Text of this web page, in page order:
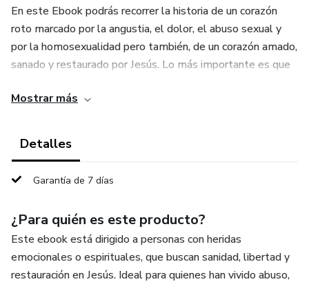
En este Ebook podrás recorrer la historia de un corazón
roto marcado por la angustia, el dolor, el abuso sexual y
por la homosexualidad pero también, de un corazón amado,
sanado y restaurado por Jesús. Lo más importante es que
acompañará en tu propio proceso de sanidad y encuentro
Nada está demasiado roto que no pueda ser hecho nuevo,
Empieza hoy tu proceso de sanidad y encuentro con Jesús.
imposible, Él lo hace posible.
Mostrar más
Detalles
Garantía de 7 días
¿Para quién es este producto?
Este ebook está dirigido a personas con heridas
emocionales o espirituales, que buscan sanidad, libertad y
restauración en Jesús. Ideal para quienes han vivido abuso,